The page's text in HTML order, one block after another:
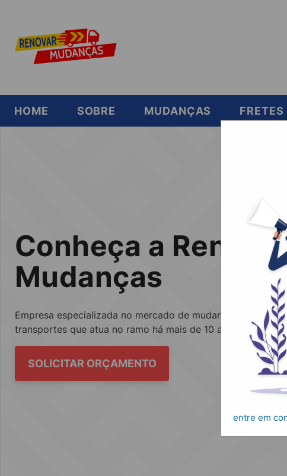
HOME SOBRE MUDANÇAS FRETES
Conheça a
Mudanças
Empresa especializada no mercado de mudanças, fretes,
transportes que atua no ramo há mais de 10 anos.
SOLICITAR ORÇAMENTO
entre em